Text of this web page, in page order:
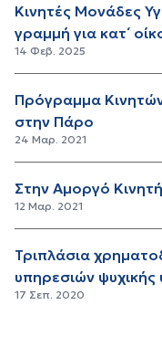
Κινητές Μονάδες
γραμμή για κατ΄
14 Φεβ. 2025
Πρόγραμμα
στην Πάρο
24 Μαρ. 2021
Στην Αμοργό
12 Μαρ. 2021
Τριπλάσια
υπηρεσιών ψυχικής
17 Σεπ. 2020